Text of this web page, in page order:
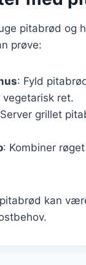
pitabrød og
prøve:
: Fyld
ret.
grillet
: Kombiner
kan